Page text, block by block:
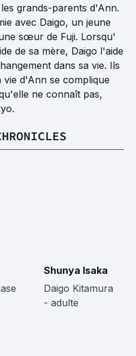
grands-parents d'Ann.
avec Daigo, un jeune
sœur de Fuji. Lorsqu'
de sa mère, Daigo l'aide
dans sa vie. Ils
d'Ann se complique
ne connaît pas,
Shunya Isaka
Daigo Kitamura
- adulte